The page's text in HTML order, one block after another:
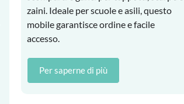
zaini. Ideale per scuole e asili, questo
mobile garantisce ordine e facile
accesso.
Per saperne di più